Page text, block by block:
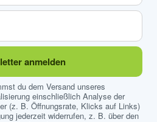
anmelden
du dem Versand unseres
einschließlich Analyse der
(z. B. Öffnungsrate, Klicks auf Links)
jederzeit widerrufen, z. B. über den